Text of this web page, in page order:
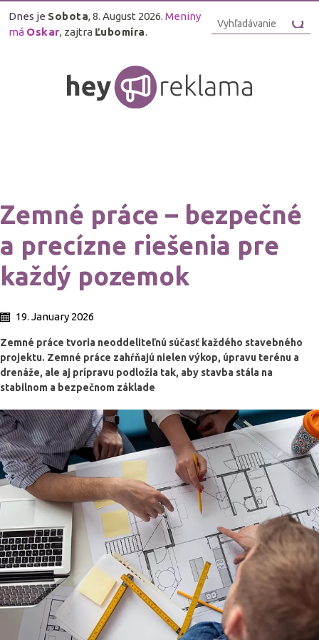
Dnes je Sobota, 8. August 2026. Meniny
má Oskar, zajtra Ľubomíra.
Zemné práce – bezpečné
a precízne riešenia pre
každý pozemok
19. January 2026
Zemné práce tvoria neoddeliteľnú súčasť každého stavebného
projektu. Zemné práce zahŕňajú nielen výkop, úpravu terénu a
drenáže, ale aj prípravu podložia tak, aby stavba stála na
stabilnom a bezpečnom základe